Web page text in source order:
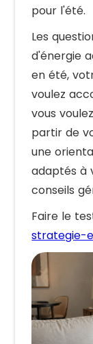
pour l'été.
Les
d'énergie
en été,
voulez
vous
partir de
une
adaptés à
conseils
Faire le
strategie-